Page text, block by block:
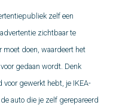
zelf een
zichtbaar te
moet doen, waardeert het
gedaan wordt. Denk
voor gewerkt hebt, je IKEA-
auto die je zelf gerepareerd